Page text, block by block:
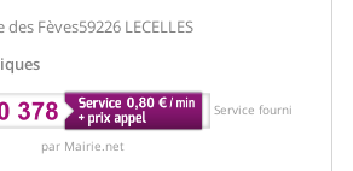
des Fèves59226 LECELLES
Service fourni
par Mairie.net